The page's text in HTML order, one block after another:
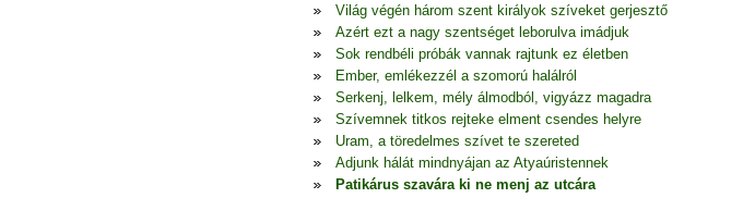
Világ végén három szent királyok szíveket gerjesztő
Azért ezt a nagy szentséget leborulva imádjuk
Sok rendbéli próbák vannak rajtunk ez életben
Ember, emlékezzél a szomorú halálról
Serkenj, lelkem, mély álmodból, vigyázz magadra
Szívemnek titkos rejteke elment csendes helyre
Uram, a töredelmes szívet te szereted
Adjunk hálát mindnyájan az Atyaúristennek
Patikárus szavára ki ne menj az utcára